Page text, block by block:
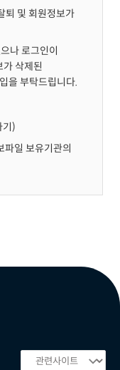
퇴 및 회원정보가
나 로그인이
삭제된
을 부탁드립니다.
기)
파일 보유기관의